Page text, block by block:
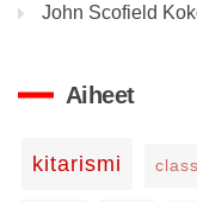
John Scofield
Aiheet
kitarismi